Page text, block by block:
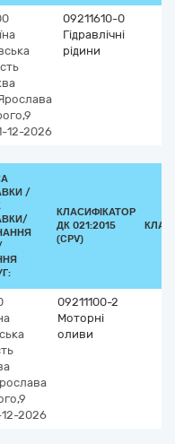
12-2026
09211610-0
Гідравлічні
рідини
/
КЛАСИФІКАТОР
ДК 021:2015
(CPV)
2026
09211100-2
Моторні
оливи